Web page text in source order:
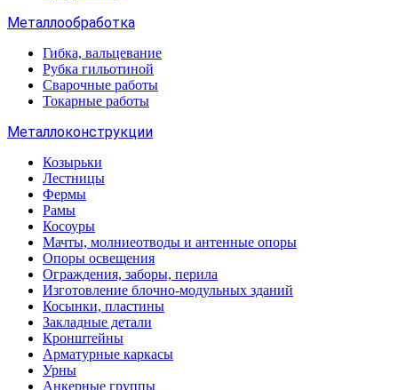
Металлообработка
Гибка, вальцевание
Рубка гильотиной
Сварочные работы
Токарные работы
Металлоконструкции
Козырьки
Лестницы
Фермы
Рамы
Косоуры
Мачты, молниеотводы и антенные опоры
Опоры освещения
Ограждения, заборы, перила
Изготовление блочно-модульных зданий
Косынки, пластины
Закладные детали
Кронштейны
Арматурные каркасы
Урны
Анкерные группы